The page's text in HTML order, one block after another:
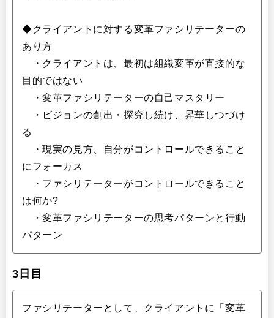
◆クライアントに対する変革ファシリテーターの
あり方
・クライアントは、最初は組織変革が直接的な
目的ではない
・変革ファシリテーターの自己マスタリー
・ビジョンの創出・探究し続け、昇華しつづけ
る
・現実の見方、自分がコントロールできること
にフォーカス
・ファシリテーターがコントロールできること
は何か?
・変革ファシリテーターの思考パターンと行動
パターン
3日目
ファシリテーターとして、クライアントに「変革